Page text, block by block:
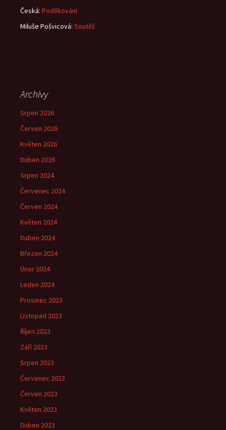
Česká: Poděkování
Miluše Pošvicová: Soutěž
Archivy
Srpen 2026
Červen 2026
Květen 2026
Duben 2026
Srpen 2024
Červenec 2024
Červen 2024
Květen 2024
Duben 2024
Březen 2024
Únor 2024
Leden 2024
Prosinec 2023
Listopad 2023
Říjen 2023
Září 2023
Srpen 2023
Červenec 2023
Červen 2023
Květen 2023
Duben 2023